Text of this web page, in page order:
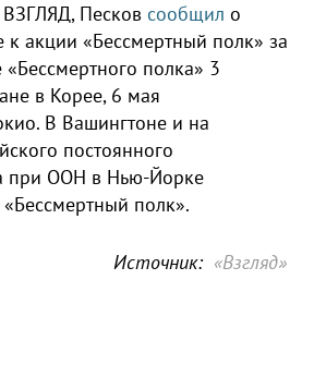
ВЗГЛЯД, Песков сообщил о
акции «Бессмертный полк» за
полка» 3
в Корее, 6 мая
В Вашингтоне и на
постоянного
при ООН в Нью-Йорке
полк».
Источник: «Взгляд»